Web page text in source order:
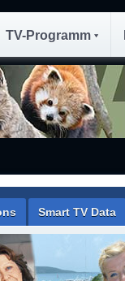
TV-Programm
Smart TV Data